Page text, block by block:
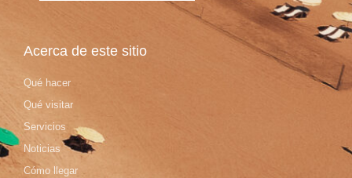
Acerca de este sitio
Qué hacer
Qué visitar
Servicios
Noticias
Cómo llegar